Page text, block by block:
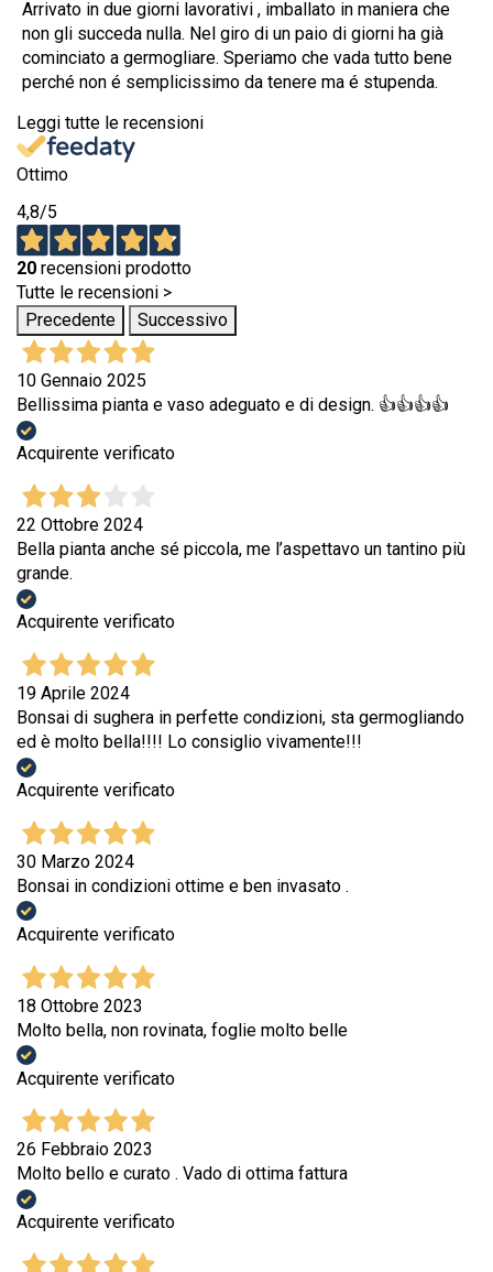
Arrivato in due giorni lavorativi , imballato in maniera che
non gli succeda nulla. Nel giro di un paio di giorni ha già
cominciato a germogliare. Speriamo che vada tutto bene
perché non é semplicissimo da tenere ma é stupenda.
Leggi tutte le recensioni
Ottimo
4,8/5
20 recensioni prodotto
Tutte le recensioni >
Precedente
Successivo
10 Gennaio 2025
Bellissima pianta e vaso adeguato e di design. 👍👍👍👍
Acquirente verificato
22 Ottobre 2024
Bella pianta anche sé piccola, me l’aspettavo un tantino più
grande.
Acquirente verificato
19 Aprile 2024
Bonsai di sughera in perfette condizioni, sta germogliando
ed è molto bella!!!! Lo consiglio vivamente!!!
Acquirente verificato
30 Marzo 2024
Bonsai in condizioni ottime e ben invasato .
Acquirente verificato
18 Ottobre 2023
Molto bella, non rovinata, foglie molto belle
Acquirente verificato
26 Febbraio 2023
Molto bello e curato . Vado di ottima fattura
Acquirente verificato